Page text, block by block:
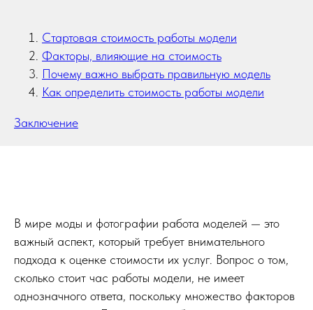
Стартовая стоимость работы модели
Факторы, влияющие на стоимость
Почему важно выбрать правильную модель
Как определить стоимость работы модели
Заключение
В мире моды и фотографии работа моделей — это
важный аспект, который требует внимательного
подхода к оценке стоимости их услуг. Вопрос о том,
сколько стоит час работы модели, не имеет
однозначного ответа, поскольку множество факторов